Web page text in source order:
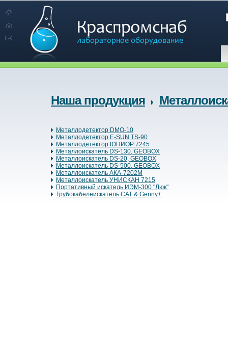
Наша продукция
Металлодетектор DMO-10
Металлодетектор E-SUN TS-90
Металлодетектор ЮНИОР 7245
Металлоискатель DS-130, GEOBOX
Металлоискатель DS-20, GEOBOX
Металлоискатель DS-500, GEOBOX
Металлоискатель АКА-7202М
Металлоискатель УНИСКАН 7215
Портативный искатель ИЭМ-300 "Люк"
Трубокабелеискатель САТ & Genny+